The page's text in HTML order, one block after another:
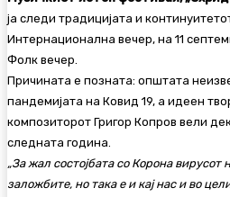
ја следи традицијата и
Интернационална вечер, на 11
Фолк вечер.
Причината е позната: општата
пандемијата на Ковид 19, а идеен
композиторот Григор Копров вели
следната година.
„За жал состојбата со Корона
заложбите, но така е и кај нас и во